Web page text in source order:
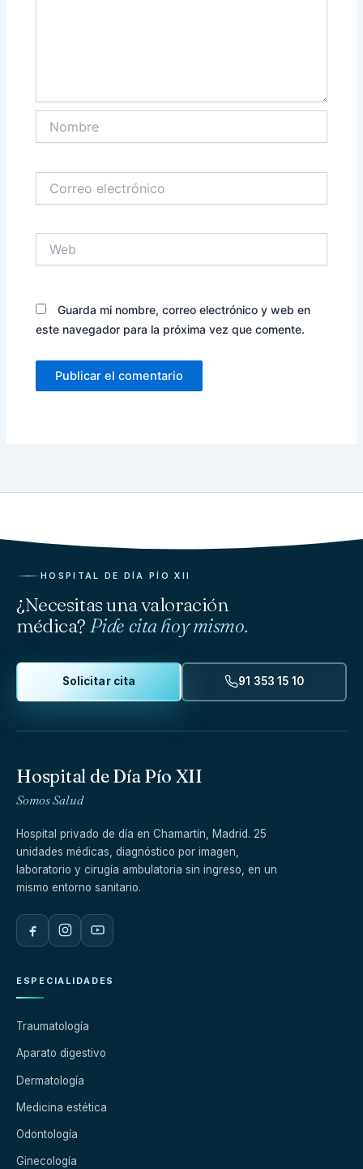
electrónico
Guarda mi nombre, correo electrónico y web en
este navegador para la próxima vez que comente.
HOSPITAL DE DÍA PÍO XII
¿Necesitas una valoración
médica? Pide cita hoy mismo.
Solicitar cita 91 353 15 10
Hospital de Día Pío XII
Somos Salud
Hospital privado de día en Chamartín, Madrid. 25
unidades médicas, diagnóstico por imagen,
laboratorio y cirugía ambulatoria sin ingreso, en un
mismo entorno sanitario.
ESPECIALIDADES
Traumatología
Aparato digestivo
Dermatología
Medicina estética
Odontología
Ginecología